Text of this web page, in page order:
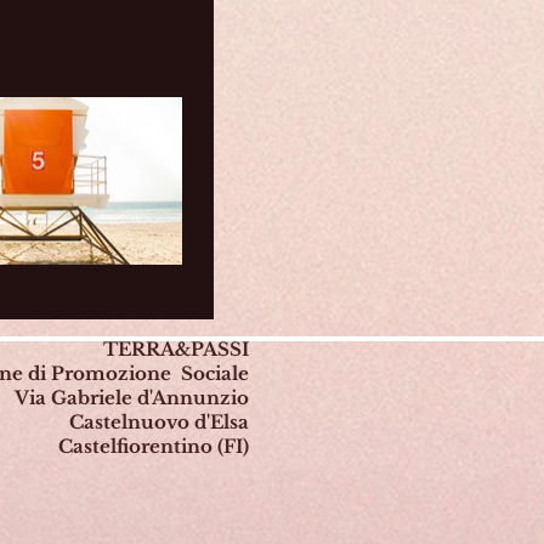
TERRA&PASSI
di Promozione Sociale
Via Gabriele d'Annunzio
Castelnuovo d'Elsa
Castelfiorentino (FI)